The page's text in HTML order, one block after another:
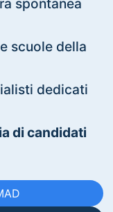
scuole della
dedicati
di candidati